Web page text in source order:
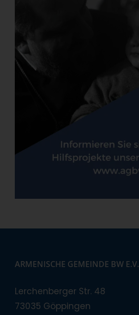
ARMENISCHE GEMEINDE BW E.V.
Lerchenberger Str. 48
73035 Göppingen